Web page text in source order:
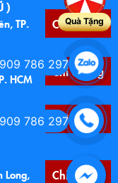
)
TP.
Chỉ đường
HCM Chỉ đường
Chỉ đường
Long,
Chỉ đường
Quà Tặng
786 297
786 297